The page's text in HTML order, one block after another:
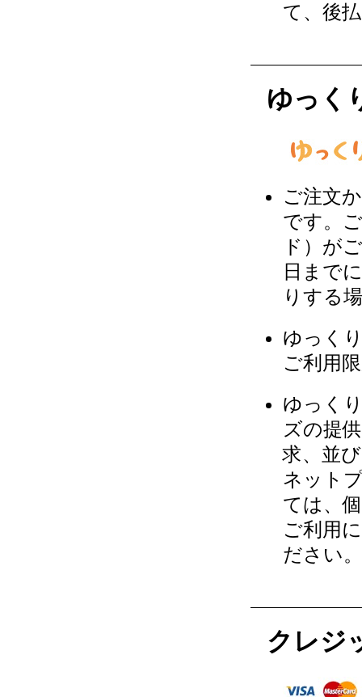
て、後
ゆっく
ご注文
です。
ド）が
日まで
りする
ゆっく
ご利用
ゆっく
ズの提
求、並
ネット
ては、
ご利用
ださい
クレジ